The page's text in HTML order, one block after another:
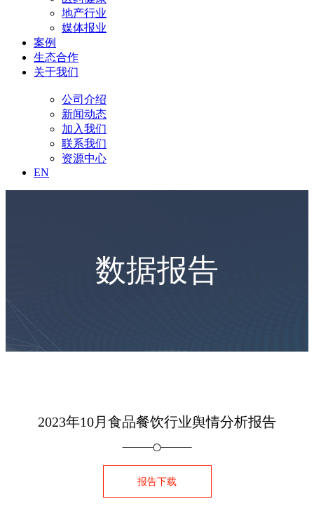
地产行业
媒体报业
案例
生态合作
关于我们
公司介绍
新闻动态
加入我们
联系我们
资源中心
EN
数据报告
2023年10月食品餐饮行业舆情分析报告
报告下载